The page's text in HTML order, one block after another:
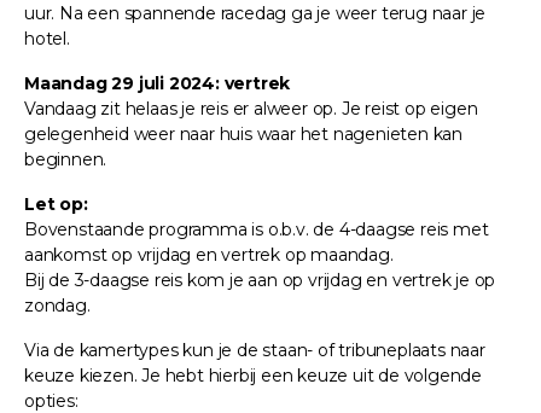
uur. Na een spannende racedag ga je weer terug naar je
hotel.
Maandag 29 juli 2024: vertrek
Vandaag zit helaas je reis er alweer op. Je reist op eigen
gelegenheid weer naar huis waar het nagenieten kan
beginnen.
Let op:
Bovenstaande programma is o.b.v. de 4-daagse reis met
aankomst op vrijdag en vertrek op maandag.
Bij de 3-daagse reis kom je aan op vrijdag en vertrek je op
zondag.
Via de kamertypes kun je de staan- of tribuneplaats naar
keuze kiezen. Je hebt hierbij een keuze uit de volgende
opties: